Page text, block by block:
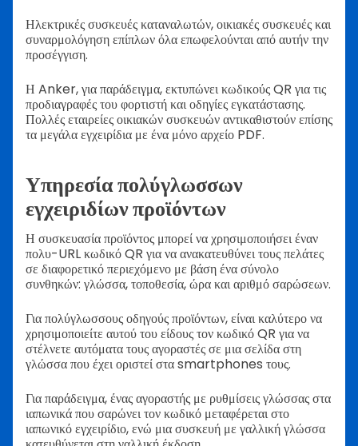
Ηλεκτρικές συσκευές καταναλωτών, οικιακές συσκευές και
συναρμολόγηση επίπλων όλα επωφελούνται από αυτήν την
προσέγγιση.
Η Anker, για παράδειγμα, εκτυπώνει κωδικούς QR για τις
προδιαγραφές του φορτιστή και οδηγίες εγκατάστασης.
Πολλές εταιρείες οικιακών συσκευών αντικαθιστούν επίσης
τα μεγάλα εγχειρίδια με ένα μόνο αρχείο PDF.
Υπηρεσία πολύγλωσσων
εγχειριδίων προϊόντων
Η συσκευασία προϊόντος μπορεί να χρησιμοποιήσει έναν
πολυ-URL κωδικό QR για να ανακατευθύνει τους πελάτες
σε διαφορετικό περιεχόμενο με βάση ένα σύνολο
συνθηκών: γλώσσα, τοποθεσία, ώρα και αριθμό σαρώσεων.
Για πολύγλωσσους οδηγούς προϊόντων, είναι καλύτερο να
χρησιμοποιείτε αυτού του είδους τον κωδικό QR για να
στέλνετε αυτόματα τους αγοραστές σε μια σελίδα στη
γλώσσα που έχει οριστεί στα smartphones τους.
Για παράδειγμα, ένας αγοραστής με ρυθμίσεις γλώσσας στα
ιαπωνικά που σαρώνει τον κωδικό μεταφέρεται στο
ιαπωνικό εγχειρίδιο, ενώ μια συσκευή με γαλλική γλώσσα